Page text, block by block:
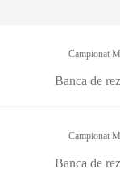
Campionat
Banca de
Campionat
Banca de